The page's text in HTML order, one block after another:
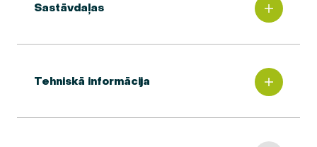
Sastāvdaļas
Tehniskā informācija